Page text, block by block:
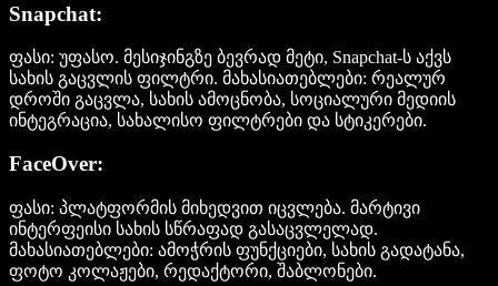
Snapchat:
ფასი: უფასო. მესიჯინგზე ბევრად მეტი, Snapchat-ს აქვს
სახის გაცვლის ფილტრი. მახასიათებლები: რეალურ
დროში გაცვლა, სახის ამოცნობა, სოციალური მედიის
ინტეგრაცია, სახალისო ფილტრები და სტიკერები.
FaceOver:
ფასი: პლატფორმის მიხედვით იცვლება. მარტივი
ინტერფეისი სახის სწრაფად გასაცვლელად.
მახასიათებლები: ამოჭრის ფუნქციები, სახის გადატანა,
ფოტო კოლაჟები, რედაქტორი, შაბლონები.